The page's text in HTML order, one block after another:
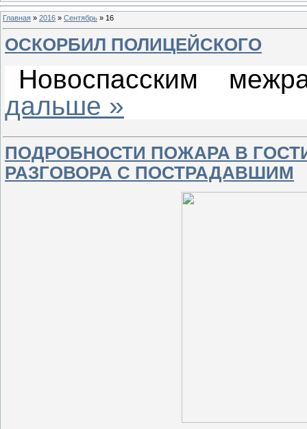
Главная » 2016 » Сентябрь » 16
ОСКОРБИЛ ПОЛИЦЕЙСКОГО
Новоспасским
дальше »
ПОДРОБНОСТИ ПОЖАРА В
РАЗГОВОРА С ПОСТРАДАВШИМ